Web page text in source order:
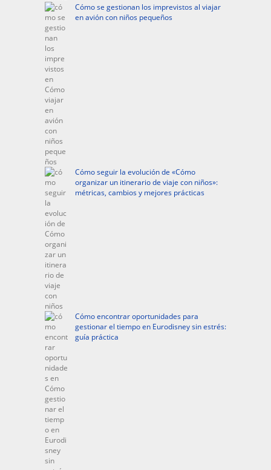
Cómo se gestionan los imprevistos al viajar
en avión con niños pequeños
Cómo seguir la evolución de «Cómo
organizar un itinerario de viaje con niños»:
métricas, cambios y mejores prácticas
Cómo encontrar oportunidades para
gestionar el tiempo en Eurodisney sin estrés:
guía práctica